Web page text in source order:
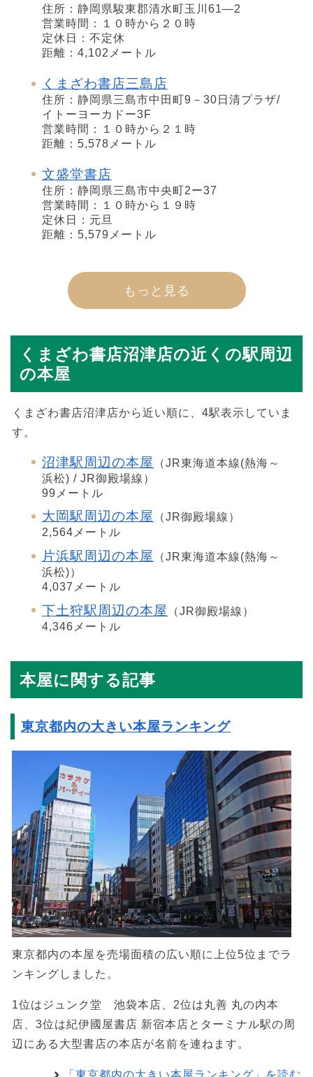
住所：静岡県駿東郡清水町玉川61―2
営業時間：１０時から２０時
定休日：不定休
距離：4,102メートル
くまざわ書店三島店
住所：静岡県三島市中田町9－30日清プラザ/
イトーヨーカドー3F
営業時間：１０時から２１時
距離：5,578メートル
文盛堂書店
住所：静岡県三島市中央町2ー37
営業時間：１０時から１９時
定休日：元旦
距離：5,579メートル
もっと見る
くまざわ書店沼津店の近くの駅周辺
の本屋
くまざわ書店沼津店から近い順に、4駅表示していま
す。
沼津駅周辺の本屋
（JR東海道本線(熱海～
浜松) / JR御殿場線）
99メートル
大岡駅周辺の本屋
（JR御殿場線）
2,564メートル
片浜駅周辺の本屋
（JR東海道本線(熱海～
浜松)）
4,037メートル
下土狩駅周辺の本屋
（JR御殿場線）
4,346メートル
本屋に関する記事
東京都内の大きい本屋ランキング
東京都内の本屋を売場面積の広い順に上位5位までラ
ンキングしました。
1位はジュンク堂 池袋本店、2位は丸善 丸の内本
店、3位は紀伊國屋書店 新宿本店とターミナル駅の周
辺にある大型書店の本店が名前を連ねます。